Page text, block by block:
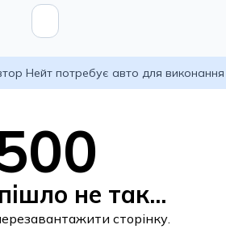
Нейт потребує авто для
не так...
сторінку.